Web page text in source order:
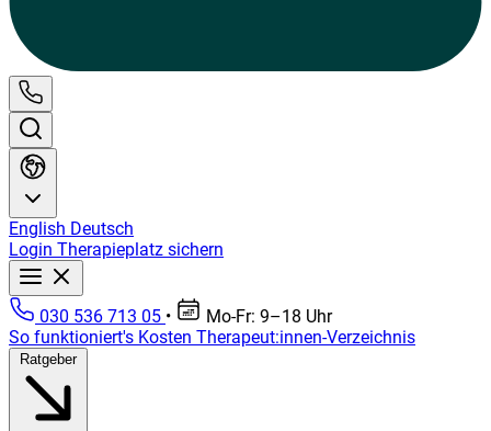
English Deutsch
Login Therapieplatz sichern
030 536 713 05 •
Mo-Fr: 9–18 Uhr
So funktioniert's Kosten Therapeut:innen-Verzeichnis
Ratgeber